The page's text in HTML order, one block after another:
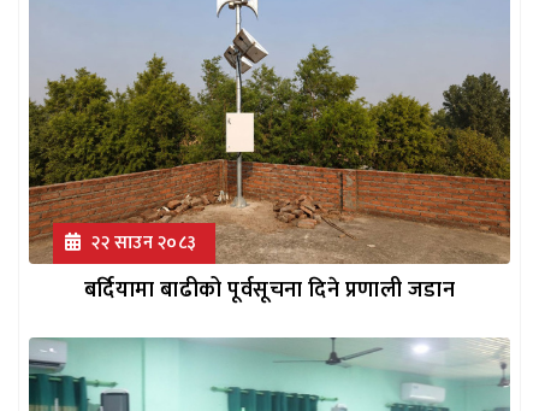
२२ साउन २०८३
बर्दियामा बाढीको पूर्वसूचना दिने प्रणाली जडान